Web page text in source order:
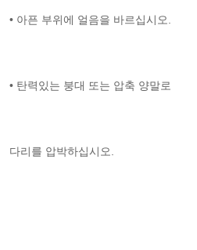
• 아픈 부위에 얼음을 바르십시오.
• 탄력있는 붕대 또는 압축 양말로
다리를 압박하십시오.